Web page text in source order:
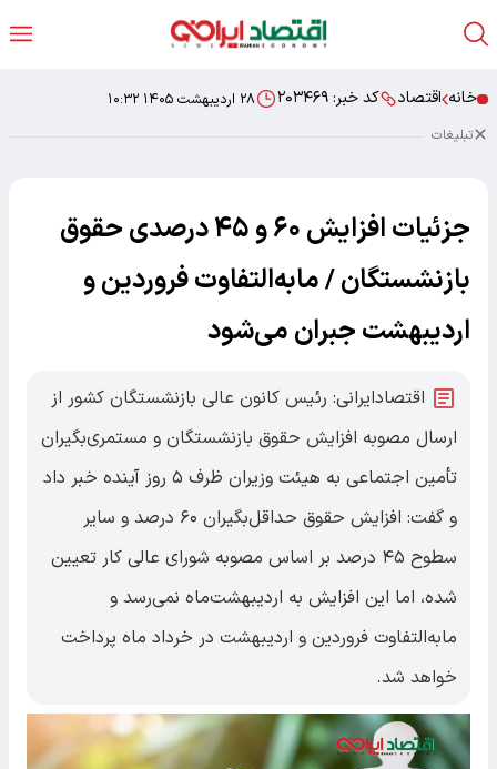
خانه اقتصاد کد خبر: ۲۰۳۴۶۹ ۲۸ اردیبهشت ۱۴۰۵ ۱۰:۳۲
تبلیغات
جزئیات افزایش ۶۰ و ۴۵ درصدی حقوق
بازنشستگان / مابه‌التفاوت فروردین و
اردیبهشت جبران می‌شود
اقتصادایرانی: رئیس کانون عالی بازنشستگان کشور از
ارسال مصوبه افزایش حقوق بازنشستگان و مستمری‌بگیران
تأمین اجتماعی به هیئت وزیران ظرف ۵ روز آینده خبر داد
و گفت: افزایش حقوق حداقل‌بگیران ۶۰ درصد و سایر
سطوح ۴۵ درصد بر اساس مصوبه شورای عالی کار تعیین
شده، اما این افزایش به اردیبهشت‌ماه نمی‌رسد و
مابه‌التفاوت فروردین و اردیبهشت در خرداد ماه پرداخت
خواهد شد.